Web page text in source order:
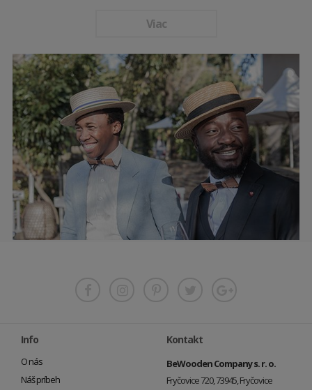
Viac
Info
O nás
Náš príbeh
Kontakt
BeWooden Company s. r. o.
Fryčovice 720, 73945, Fryčovice